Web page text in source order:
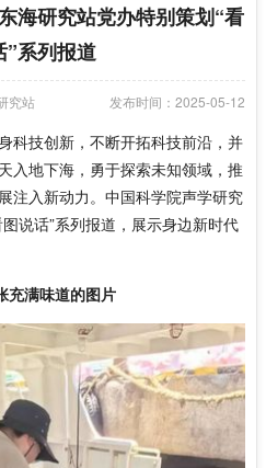
海研究站党办特别策划“看
”系列报道
究站 发布时间：2025-05-12
科技创新，不断开拓科技前沿，并
入地下海，勇于探索未知领域，推
注入新动力。中国科学院声学研究
说话”系列报道，展示身边新时代
满味道的图片